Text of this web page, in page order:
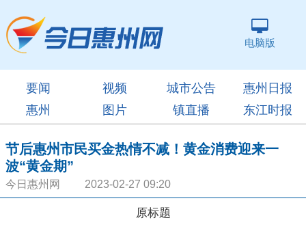
电脑版
要闻 视频 城市公告
惠州日报
惠州
图片 镇直播 东江时报
节后惠州市民买金热情不减！黄金消费迎来一
波“黄金期”
今日惠州网 2023-02-27 09:20
原标题